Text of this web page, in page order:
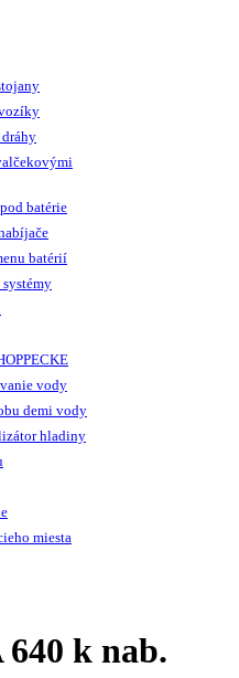
batérie
batérií
systémy
vody
demi vody
hladiny
miesta
k nab.